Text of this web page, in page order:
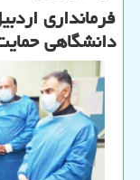
فرمانداری
دانشگاهی